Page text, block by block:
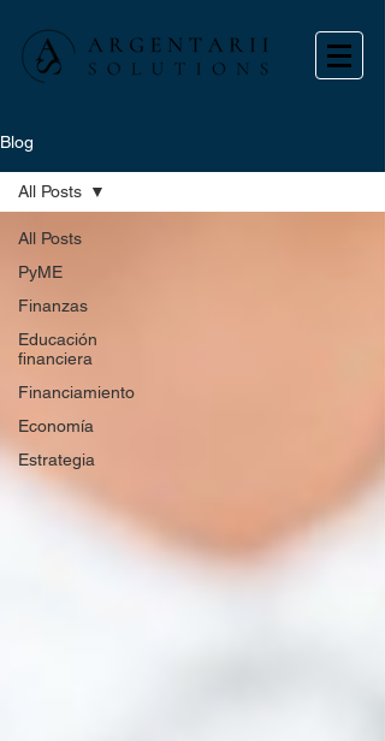
Blog
All Posts
PyME
Finanzas
Educación
financiera
Financiamiento
Economía
Estrategia
All Posts